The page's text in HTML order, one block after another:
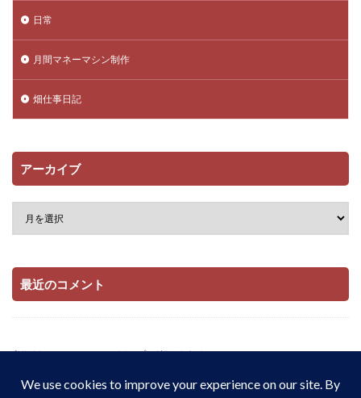
日常
月間マネーマシン制作
畑仕事日記
アーカイブ
最近のコメント
当サイトはAmazonアソシエイト・プログラムおよび